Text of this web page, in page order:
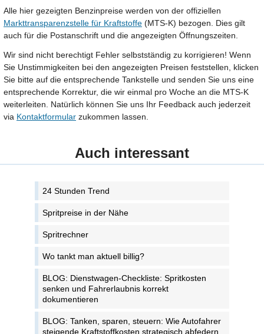
Alle hier gezeigten Benzinpreise werden von der offiziellen
Markttransparenzstelle für Kraftstoffe (MTS-K) bezogen. Dies gilt
auch für die Postanschrift und die angezeigten Öffnungszeiten.
Wir sind nicht berechtigt Fehler selbstständig zu korrigieren! Wenn
Sie Unstimmigkeiten bei den angezeigten Preisen feststellen, klicken
Sie bitte auf die entsprechende Tankstelle und senden Sie uns eine
entsprechende Korrektur, die wir einmal pro Woche an die MTS-K
weiterleiten. Natürlich können Sie uns Ihr Feedback auch jederzeit
via Kontaktformular zukommen lassen.
Auch interessant
24 Stunden Trend
Spritpreise in der Nähe
Spritrechner
Wo tankt man aktuell billig?
BLOG: Dienstwagen-Checkliste: Spritkosten
senken und Fahrerlaubnis korrekt
dokumentieren
BLOG: Tanken, sparen, steuern: Wie Autofahrer
steigende Kraftstoffkosten strategisch abfedern